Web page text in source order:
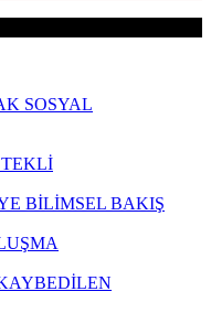
SOSYAL
TEKLİ
BİLİMSEL BAKIŞ